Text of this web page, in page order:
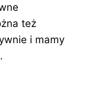
też
i mamy